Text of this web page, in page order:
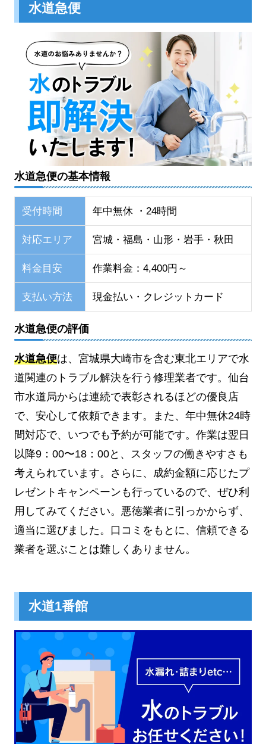
水道急便
水道急便の基本情報
受付時間 年中無休 ・24時間
対応エリア 宮城・福島・山形・岩手・秋田
料金目安 作業料金：4,400円～
支払い方法 現金払い・クレジットカード
水道急便の評価
水道急便は、宮城県大崎市を含む東北エリアで水
道関連のトラブル解決を行う修理業者です。仙台
市水道局からは連続で表彰されるほどの優良店
で、安心して依頼できます。また、年中無休24時
間対応で、いつでも予約が可能です。作業は翌日
以降9：00〜18：00と、スタッフの働きやすさも
考えられています。さらに、成約金額に応じたプ
レゼントキャンペーンも行っているので、ぜひ利
用してみてください。悪徳業者に引っかからず、
適当に選びました。口コミをもとに、信頼できる
業者を選ぶことは難しくありません。
水道1番館